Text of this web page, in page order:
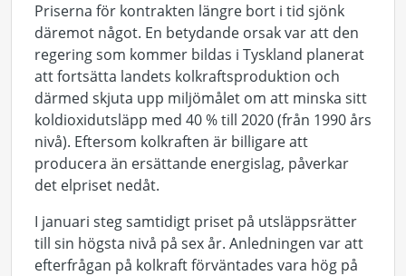
Priserna för kontrakten längre bort i tid sjönk
däremot något. En betydande orsak var att den
regering som kommer bildas i Tyskland planerat
att fortsätta landets kolkraftsproduktion och
därmed skjuta upp miljömålet om att minska sitt
koldioxidutsläpp med 40 % till 2020 (från 1990 års
nivå). Eftersom kolkraften är billigare att
producera än ersättande energislag, påverkar
det elpriset nedåt.
I januari steg samtidigt priset på utsläppsrätter
till sin högsta nivå på sex år. Anledningen var att
efterfrågan på kolkraft förväntades vara hög på